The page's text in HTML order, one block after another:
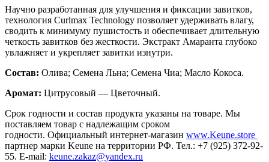
Научно разработанная для улучшения и фиксации завитков,
технология Curlmax Technology позволяет удерживать влагу,
сводить к минимуму пушистость и обеспечивает длительную
четкость завитков без жесткости. Экстракт Амаранта глубоко
увлажняет и укрепляет завитки изнутри.
Состав: Олива; Семена Льна; Семена Чиа; Масло Кокоса.
Аромат: Цитрусовый — Цветочный.
Срок годности и состав продукта указаны на товаре. Мы
поставляем товар с надлежащим сроком
годности. Официальный интернет-магазин www.Keune.store
партнер марки Keune на территории РФ. Тел.: +7 (925) 372-92-
55. E-mail: keune.zakaz@yandex.ru